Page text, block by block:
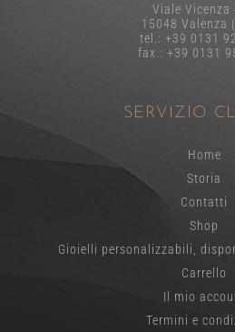
Viale Vicenza
15048 Valenza
tel.: +39 0131
fax.: +39 0131
SERVIZIO
Home
Storia
Contatti
Shop
Gioielli personalizzabili,
Carrello
Il mio
Termini e